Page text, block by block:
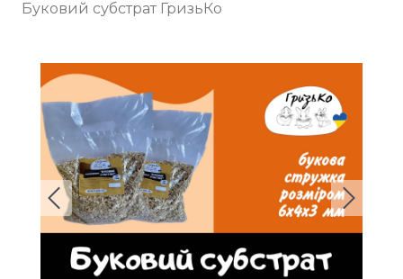
Буковий субстрат ГризьКо